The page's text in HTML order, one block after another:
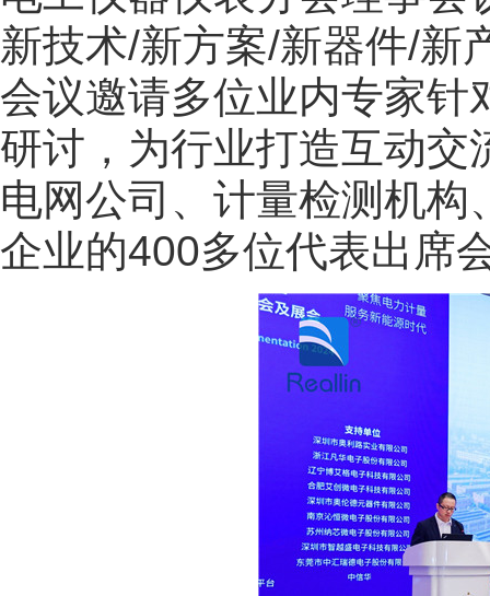
新技术/新方案/新器件/新
会议邀请多位业内专家针
研讨，为行业打造互动交
电网公司、计量检测机
企业的400多位代表出席